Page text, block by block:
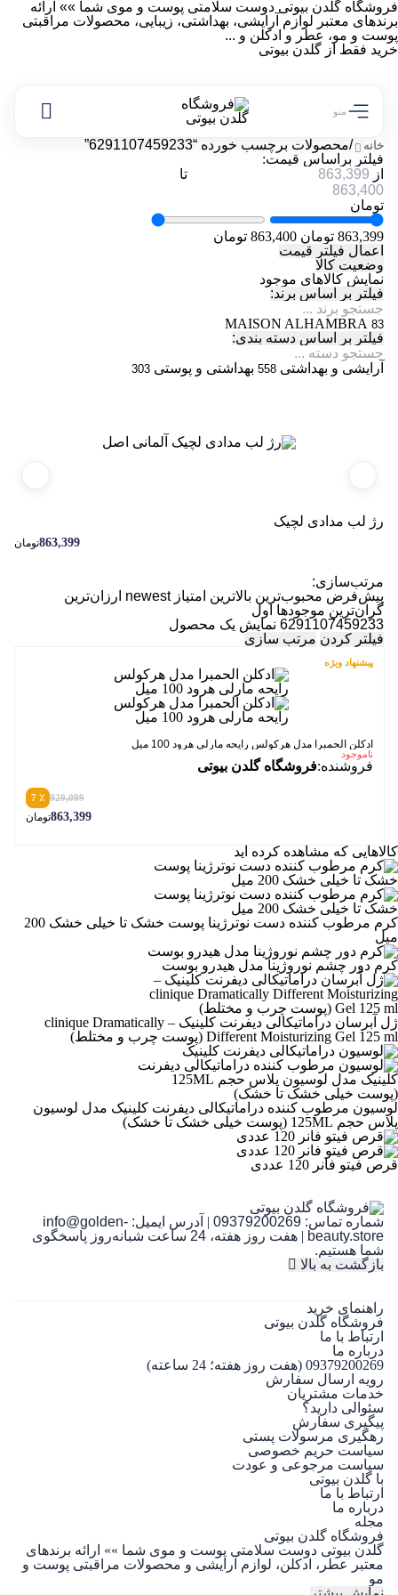
فروشگاه گلدن بیوتی دوست سلامتی پوست و موی شما »» ارائه
برندهای معتبر لوازم آرایشی، بهداشتی، زیبایی، محصولات مراقبتی
پوست و مو، عطر و ادکلن و ...
خرید فقط از گلدن بیوتی
منو
خانه /محصولات برچسب خورده “6291107459233”
فیلتر براساس قیمت:
از
تا
تومان
863,399 تومان
863,400 تومان
اعمال فیلتر قیمت
وضعیت کالا
نمایش کالاهای موجود
فیلتر بر اساس برند:
MAISON ALHAMBRA 83
فیلتر بر اساس دسته بندی:
آرایشی و بهداشتی 558 بهداشتی و پوستی 303
رژ لب مدادی لچیک
863,399تومان
مرتب‌سازی:
پیش‌فرض محبوب‌ترین بالاترین امتیاز newest ارزان‌ترین
گران‌ترین موجودها اول
6291107459233 نمایش یک محصول
فیلتر کردن مرتب سازی
پیشنهاد ویژه
ادکلن الحمبرا مدل هرکولس رایحه مارلی هرود 100 میل
ناموجود
فروشنده:فروشگاه گلدن بیوتی
929,099 ٪ 7
863,399تومان
کالاهایی که مشاهده کرده اید
کرم مرطوب کننده دست نوترژینا پوست خشک تا خیلی خشک 200
میل
کرم دور چشم نوروژینا مدل هیدرو بوست
ژل آبرسان دراماتیکالی دیفرنت کلینیک – clinique Dramatically
Different Moisturizing Gel 125 ml (پوست چرب و مختلط)
لوسیون مرطوب کننده دراماتیکالی دیفرنت کلینیک مدل لوسیون
پلاس حجم 125ML (پوست خیلی خشک تا خشک)
قرص فیتو فانر 120 عددی
شماره تماس: 09379200269
| آدرس ایمیل: info@golden-
beauty.store
|
هفت روز هفته، 24 ساعت شبانه‌روز پاسخگوی
شما هستیم.
بازگشت به بالا
راهنمای خرید
فروشگاه گلدن بیوتی
ارتباط با ما
درباره ما
09379200269 (هفت روز هفته؛ 24 ساعته)
رویه ارسال سفارش
خدمات مشتریان
سئوالی دارید؟
پیگیری سفارش
رهگیری مرسولات پستی
سیاست حریم خصوصی
سیاست مرجوعی و عودت
با گلدن بیوتی
ارتباط با ما
درباره ما
مجله
فروشگاه گلدن بیوتی
گلدن بیوتی دوست سلامتی پوست و موی شما »» ارائه برندهای
معتبر عطر، ادکلن، لوازم آرایشی و محصولات مراقبتی پوست و
مو